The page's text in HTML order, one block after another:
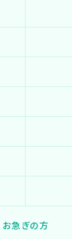
お急ぎの方